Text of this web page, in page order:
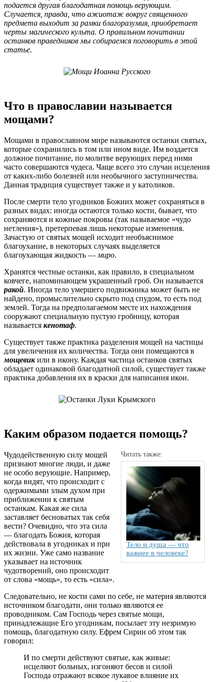
подается другая благодатная помощь верующим.
Случается, правда, что ажиотаж вокруг священного
предмета выходит за рамки благоразумия, приобретает
черты магического культа. О правильном почитании
останков праведников мы собираемся поговорить в этой
статье.
Что в православии называется
мощами?
Мощами в православном мире называются останки святых,
которые сохранились в том или ином виде. Им воздается
должное почитание, по молитве верующих перед ними
часто совершаются чудеса. Чаще всего это случаи исцеления
от каких-либо болезней или необычного заступничества.
Данная традиция существует также и у католиков.
После смерти тело угодников Божиих может сохраняться в
разных видах: иногда остаются только кости, бывает, что
сохраняются и кожные покровы (так называемое «чудо
нетления»), претерпевая лишь некоторые изменения.
Зачастую от святых мощей исходит необъяснимое
благоухание, в некоторых случаях выделяется
благоухающая жидкость — миро.
Хранятся честные останки, как правило, в специальном
ковчеге, напоминающем украшенный гроб. Он называется
ракой. Иногда тело умершего подвижника может быть не
найдено, промыслительно скрыто под спудом, то есть под
землей. Тогда на предполагаемом месте их нахождения
сооружают специальную пустую гробницу, которая
называется кенотаф.
Существует также практика разделения мощей на частицы
для увеличения их количества. Тогда они помещаются в
мощевик или в икону. Каждая частица останков святых
обладает одинаковой благодатной силой, существует также
практика добавления их в краски для написания икон.
Каким образом подается помощь?
Читать также:
Тело и душа — что
важнее в человеке?
Чудодейственную силу мощей
признают многие люди, и даже
не особо верующие. Например,
когда видят, что происходит с
одержимыми злым духом при
приближении к святым
останкам. Какая же сила
заставляет бесноватых так себя
вести? Очевидно, что эта сила
— благодать Божия, которая
действовала в угодниках и при
их жизни. Уже само название
указывает на источник
чудотворений, оно происходит
от слова «мощь», то есть «сила».
Следовательно, не кости сами по себе, не материя являются
источником благодати, они только являются ее
проводником. Сам Господь через святые мощи,
принадлежащие Его угодникам, посылает эту незримую
помощь, благодатную силу. Ефрем Сирин об этом так
говорил:
И по смерти действуют святые, как живые:
исцеляют больных, изгоняют бесов и силой
Господа отражают всякое лукавое влияние их